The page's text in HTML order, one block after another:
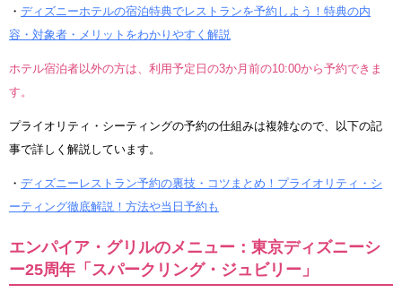
・ ディズニーホテルの宿泊特典でレストランを予約しよう！特典の内
容・対象者・メリットをわかりやすく解説
ホテル宿泊者以外の方は、利用予定日の3か月前の10:00から予約できま
す。
プライオリティ・シーティングの予約の仕組みは複雑なので、以下の記
事で詳しく解説しています。
・ ディズニーレストラン予約の裏技・コツまとめ！プライオリティ・シ
ーティング徹底解説！方法や当日予約も
エンパイア・グリルのメニュー：東京ディズニーシ
ー25周年「スパークリング・ジュビリー」